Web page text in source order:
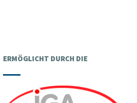
ERMÖGLICHT DURCH DIE